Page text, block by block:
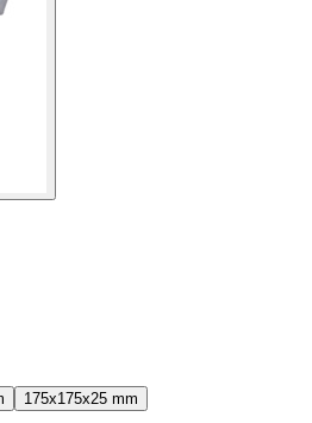
175x175x25 mm